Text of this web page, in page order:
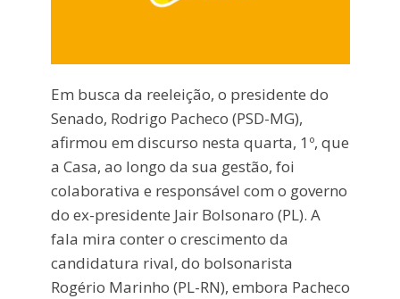
Em busca da reeleição, o presidente do
Senado, Rodrigo Pacheco (PSD-MG),
afirmou em discurso nesta quarta, 1º, que
a Casa, ao longo da sua gestão, foi
colaborativa e responsável com o governo
do ex-presidente Jair Bolsonaro (PL). A
fala mira conter o crescimento da
candidatura rival, do bolsonarista
Rogério Marinho (PL-RN), embora Pacheco